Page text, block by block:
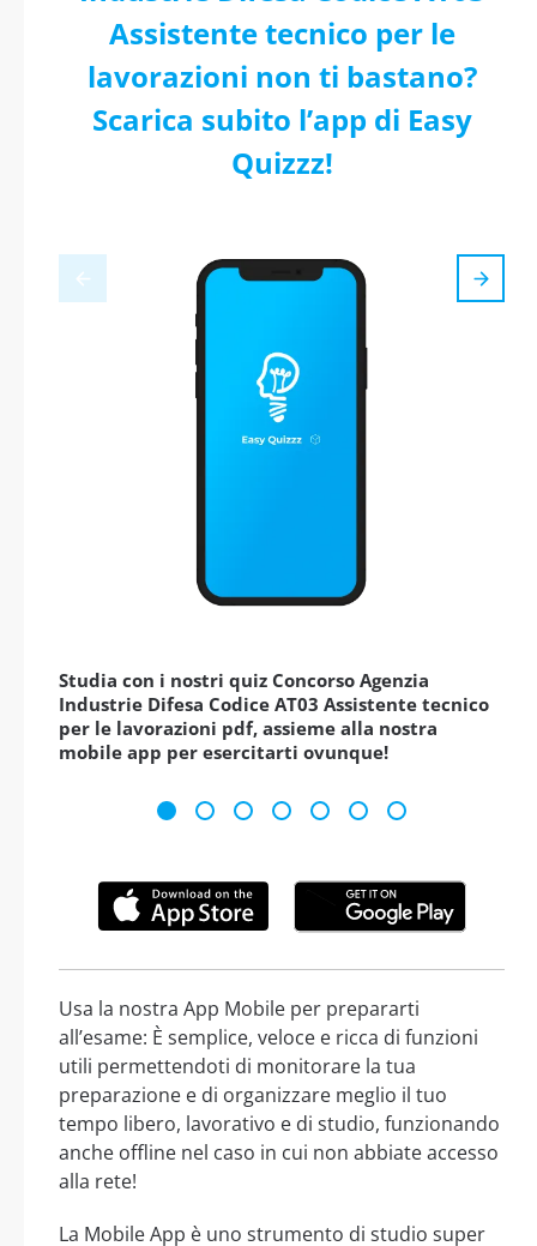
Assistente tecnico per le
lavorazioni non ti bastano?
Scarica subito l’app di Easy
Quizzz!
Studia con i nostri quiz Concorso Agenzia
Industrie Difesa Codice AT03 Assistente tecnico
per le lavorazioni pdf, assieme alla nostra
mobile app per esercitarti ovunque!
Usa la nostra App Mobile per prepararti
all’esame: È semplice, veloce e ricca di funzioni
utili permettendoti di monitorare la tua
preparazione e di organizzare meglio il tuo
tempo libero, lavorativo e di studio, funzionando
anche offline nel caso in cui non abbiate accesso
alla rete!
La Mobile App è uno strumento di studio super